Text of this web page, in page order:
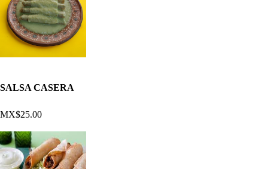
SALSA CASERA
MX$25.00